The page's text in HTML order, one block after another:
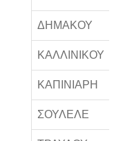
ΔΗΜΑΚΟΥ
ΚΑΛΛΙΝΙΚΟΥ
ΚΑΠΙΝΙΑΡΗ
ΣΟΥΛΕΛΕ